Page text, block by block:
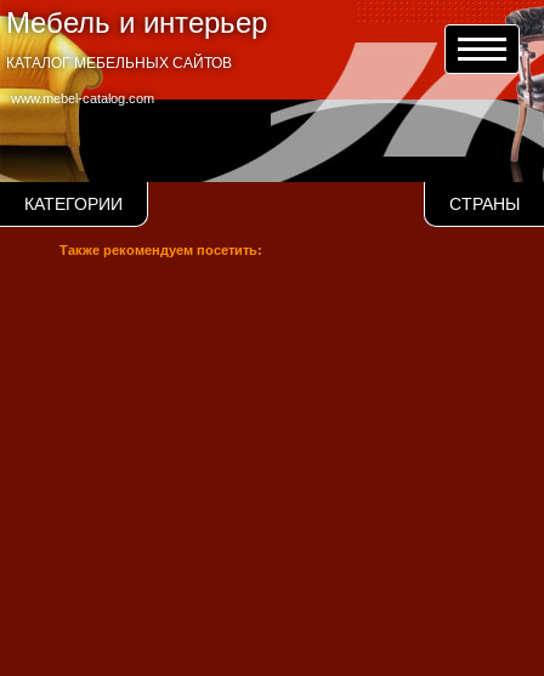
Мебель и интерьер
www.mebel-catalog.com
КАТАЛОГ МЕБЕЛЬНЫХ САЙТОВ
КАТЕГОРИИ СТРАНЫ
Также рекомендуем посетить: